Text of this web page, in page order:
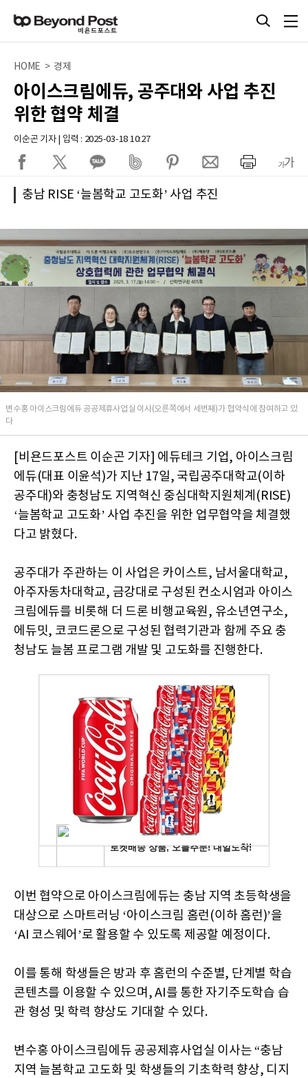
HOME > 경제
아이스크림에듀, 공주대와 사업 추진
위한 협약 체결
이순곤 기자 | 입력 : 2025-03-18 10:27
충남 RISE ‘늘봄학교 고도화’ 사업 추진
변수홍 아이스크림에듀 공공제휴사업실 이사(오른쪽에서 세번째)가 협약식에 참여하고 있
다
[비욘드포스트 이순곤 기자] 에듀테크 기업, 아이스크림
에듀(대표 이윤석)가 지난 17일, 국립공주대학교(이하
공주대)와 충청남도 지역혁신 중심대학지원체계(RISE)
‘늘봄학교 고도화’ 사업 추진을 위한 업무협약을 체결했
다고 밝혔다.
공주대가 주관하는 이 사업은 카이스트, 남서울대학교,
아주자동차대학교, 금강대로 구성된 컨소시엄과 아이스
크림에듀를 비롯해 더 드론 비행교육원, 유소년연구소,
에듀밋, 코코드론으로 구성된 협력기관과 함께 주요 충
청남도 늘봄 프로그램 개발 및 고도화를 진행한다.
이번 협약으로 아이스크림에듀는 충남 지역 초등학생을
대상으로 스마트러닝 ‘아이스크림 홈런(이하 홈런)’을
‘AI 코스웨어’로 활용할 수 있도록 제공할 예정이다.
이를 통해 학생들은 방과 후 홈런의 수준별, 단계별 학습
콘텐츠를 이용할 수 있으며, AI를 통한 자기주도학습 습
관 형성 및 학력 향상도 기대할 수 있다.
변수홍 아이스크림에듀 공공제휴사업실 이사는 “충남
지역 늘봄학교 고도화 및 학생들의 기초학력 향상, 디지